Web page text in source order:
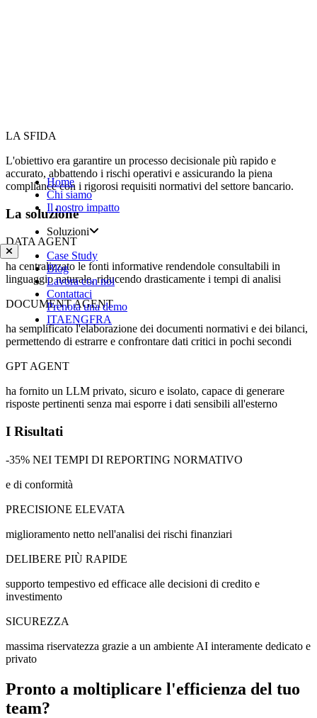
Home
Chi siamo
Il nostro impatto
Soluzioni
Case Study
Blog
Lavora con noi
Contattaci
Prenota una demo
ITAENGFRA
LA SFIDA
L'obiettivo era garantire un processo decisionale più rapido e
accurato, abbattendo i rischi operativi e assicurando la piena
compliance con i rigorosi requisiti normativi del settore bancario.
La soluzione
DATA AGENT
ha centralizzato le fonti informative rendendole consultabili in
linguaggio naturale, riducendo drasticamente i tempi di analisi
DOCUMENT AGENT
ha semplificato l'elaborazione dei documenti normativi e dei bilanci,
permettendo di estrarre e confrontare dati critici in pochi secondi
GPT AGENT
ha fornito un LLM privato, sicuro e isolato, capace di generare
risposte pertinenti senza mai esporre i dati sensibili all'esterno
I Risultati
-35% NEI TEMPI DI REPORTING NORMATIVO
e di conformità
PRECISIONE ELEVATA
miglioramento netto nell'analisi dei rischi finanziari
DELIBERE PIÙ RAPIDE
supporto tempestivo ed efficace alle decisioni di credito e
investimento
SICUREZZA
massima riservatezza grazie a un ambiente AI interamente dedicato e
privato
Pronto a moltiplicare l'efficienza del tuo
team?